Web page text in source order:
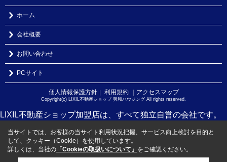
ホーム
会社概要
お問い合わせ
PCサイト
個人情報保護方針｜ 利用規約 ｜アクセスマップ
Copyright(c) LIXIL不動産ショップ 興和ハウジング All rights reserved.
LIXIL不動産ショップ加盟店は、すべて独立自営の会社です。
当サイトでは、お客様の当サイト利用状況把握、サービス向上検討を目的と
して、クッキー（Cookie）を使用しています。
詳しくは、当社の 「Cookieの取扱いについて」 をご確認ください。